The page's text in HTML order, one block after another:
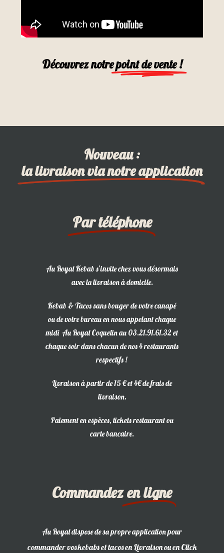
Découvrez notrepoint de vente !
Nouveau :
la livraison via notre application
Par téléphone
Au Royal Kebab s’invite chez vous désormais
avec la livraison à domicile.
Kebab & Tacos sans bouger de votre canapé
ou de votre bureau en nous appelant chaque
midi Au Royal Coquelin au 03.21.91.61.32 et
chaque soir dans chacun de nos 4 restaurants
respectifs !
Livraison à partir de 15 € et 4€ de frais de
livraison.
Paiement en espèces, tickets restaurant ou
carte bancaire.
Commandezen ligne
Au Royal dispose de sa propre applicationpour
commander vos kebabs et tacos en Livraison ou en Click